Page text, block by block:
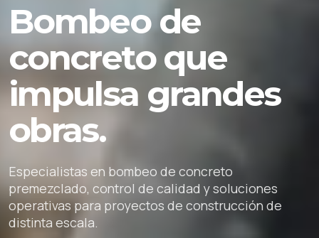
Bombeo de
concreto que
impulsa grandes
obras.
Especialistas en bombeo de concreto
premezclado, control de calidad y soluciones
operativas para proyectos de construcción de
distinta escala.